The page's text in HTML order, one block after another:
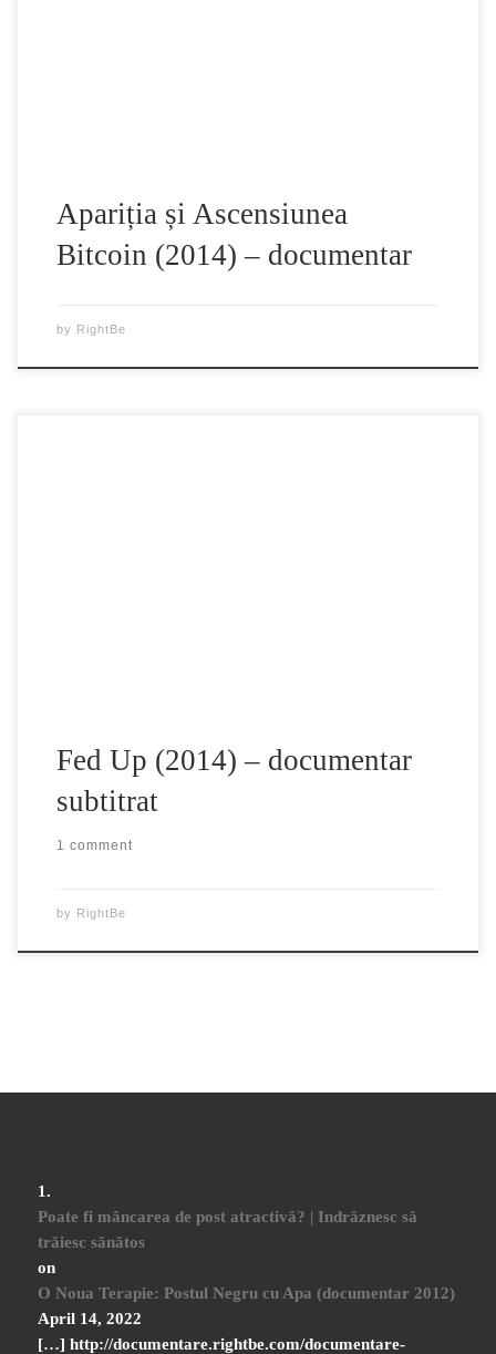
Apariția și Ascensiunea
Bitcoin (2014) – documentar
by RightBe
Fed Up (2014) – documentar
subtitrat
1 comment
by RightBe
Poate fi mâncarea de post atractivă? | Indrăznesc să
trăiesc sănătos
on
O Noua Terapie: Postul Negru cu Apa (documentar 2012)
April 14, 2022
[…] http://documentare.rightbe.com/documentare-